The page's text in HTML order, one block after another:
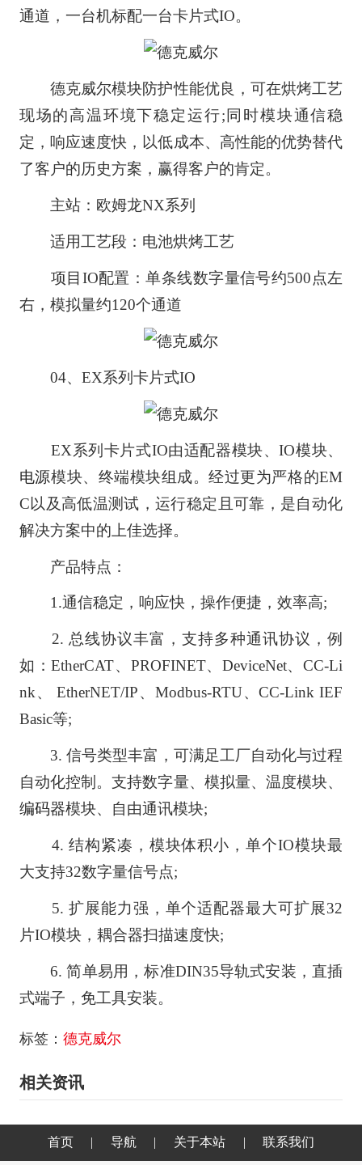
通道，一台机标配一台卡片式IO。
德克威尔模块防护性能优良，可在烘烤工艺
现场的高温环境下稳定运行;同时模块通信稳
定，响应速度快，以低成本、高性能的优势替代
了客户的历史方案，赢得客户的肯定。
主站：欧姆龙NX系列
适用工艺段：电池烘烤工艺
项目IO配置：单条线数字量信号约500点左
右，模拟量约120个通道
04、EX系列卡片式IO
EX系列卡片式IO由适配器模块、IO模块、
电源模块、终端模块组成。经过更为严格的EM
C以及高低温测试，运行稳定且可靠，是自动化
解决方案中的上佳选择。
产品特点：
1.通信稳定，响应快，操作便捷，效率高;
2. 总线协议丰富，支持多种通讯协议，例
如：EtherCAT、PROFINET、DeviceNet、CC-Li
nk、 EtherNET/IP、Modbus-RTU、CC-Link IEF
Basic等;
3. 信号类型丰富，可满足工厂自动化与过程
自动化控制。支持数字量、模拟量、温度模块、
编码器模块、自由通讯模块;
4. 结构紧凑，模块体积小，单个IO模块最
大支持32数字量信号点;
5. 扩展能力强，单个适配器最大可扩展32
片IO模块，耦合器扫描速度快;
6. 简单易用，标准DIN35导轨式安装，直插
式端子，免工具安装。
标签： 德克威尔
相关资讯
首页 | 导航 | 关于本站 | 联系我们